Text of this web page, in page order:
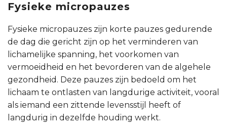
Fysieke micropauzes
Fysieke micropauzes zijn korte pauzes gedurende
de dag die gericht zijn op het verminderen van
lichamelijke spanning, het voorkomen van
vermoeidheid en het bevorderen van de algehele
gezondheid. Deze pauzes zijn bedoeld om het
lichaam te ontlasten van langdurige activiteit, vooral
als iemand een zittende levensstijl heeft of
langdurig in dezelfde houding werkt.